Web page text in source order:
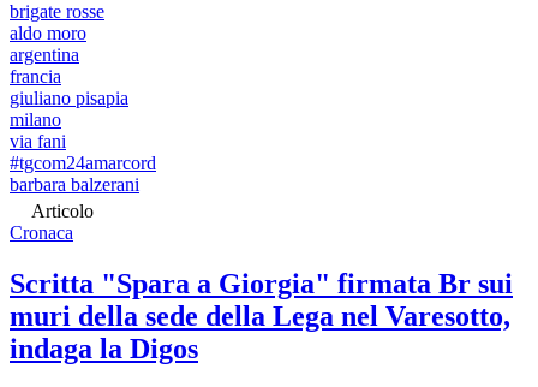
brigate rosse
aldo moro
argentina
francia
giuliano pisapia
milano
via fani
#tgcom24amarcord
barbara balzerani
Articolo
Cronaca
Scritta "Spara a Giorgia" firmata Br sui
muri della sede della Lega nel Varesotto,
indaga la Digos